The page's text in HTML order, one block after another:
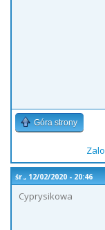
Góra strony
śr., 12/02/2020 - 20:46
Cyprysikowa